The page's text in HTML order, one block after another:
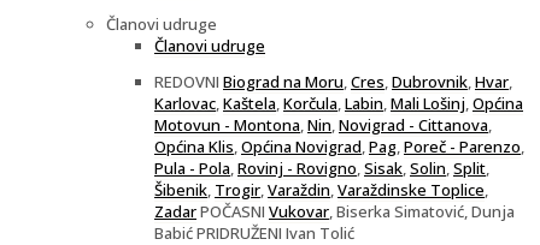
Članovi udruge
Članovi udruge
REDOVNI Biograd na Moru,Cres,Dubrovnik,Hvar,
Karlovac,Kaštela,Korčula,Labin,Mali Lošinj,Općina
Motovun - Montona,Nin,Novigrad - Cittanova,
Općina Klis,Općina Novigrad,Pag,Poreč - Parenzo,
Pula - Pola,Rovinj - Rovigno,Sisak,Solin,Split,
Šibenik, Trogir,Varaždin,Varaždinske Toplice,
ZadarPOČASNI Vukovar, Biserka Simatović, Dunja
Babić PRIDRUŽENI Ivan Tolić